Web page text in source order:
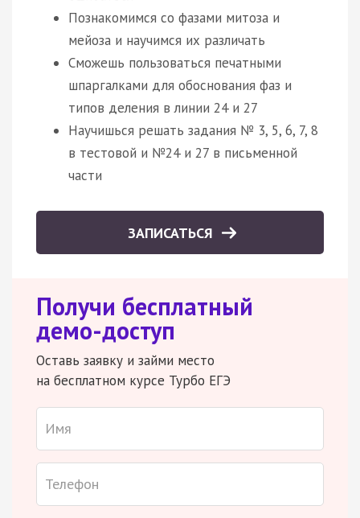
Познакомимся со фазами митоза и
мейоза и научимся их различать
Сможешь пользоваться печатными
шпаргалками для обоснования фаз и
типов деления в линии 24 и 27
Научишься решать задания № 3, 5, 6, 7, 8
в тестовой и №24 и 27 в письменной
части
ЗАПИСАТЬСЯ
Получи бесплатный
демо-доступ
Оставь заявку и займи место
на бесплатном курсе Турбо ЕГЭ